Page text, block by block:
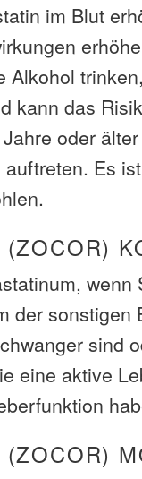
im Blut
Alkohol
kann das
oder
Es
(ZOCOR)
wenn
der sonstigen
sind
eine aktive
(ZOCOR)